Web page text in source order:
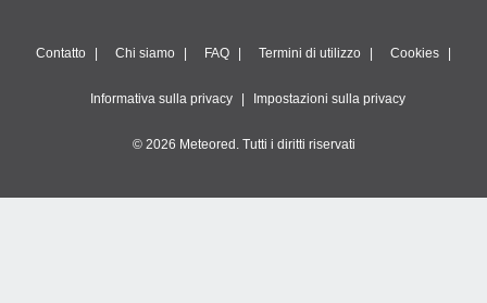
Contatto Chi siamo FAQ Termini di utilizzo Cookies
Informativa sulla privacy Impostazioni sulla privacy
© 2026 Meteored. Tutti i diritti riservati